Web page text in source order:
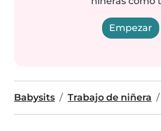
Empezar
Babysits Trabajo de niñera